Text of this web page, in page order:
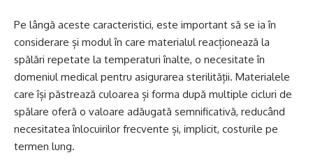
Pe lângă aceste caracteristici, este important să se ia în
considerare și modul în care materialul reacționează la
spălări repetate la temperaturi înalte, o necesitate în
domeniul medical pentru asigurarea sterilității. Materialele
care își păstrează culoarea și forma după multiple cicluri de
spălare oferă o valoare adăugată semnificativă, reducând
necesitatea înlocuirilor frecvente și, implicit, costurile pe
termen lung.